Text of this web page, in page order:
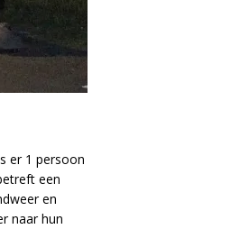
er 1 persoon
een
en
naar hun